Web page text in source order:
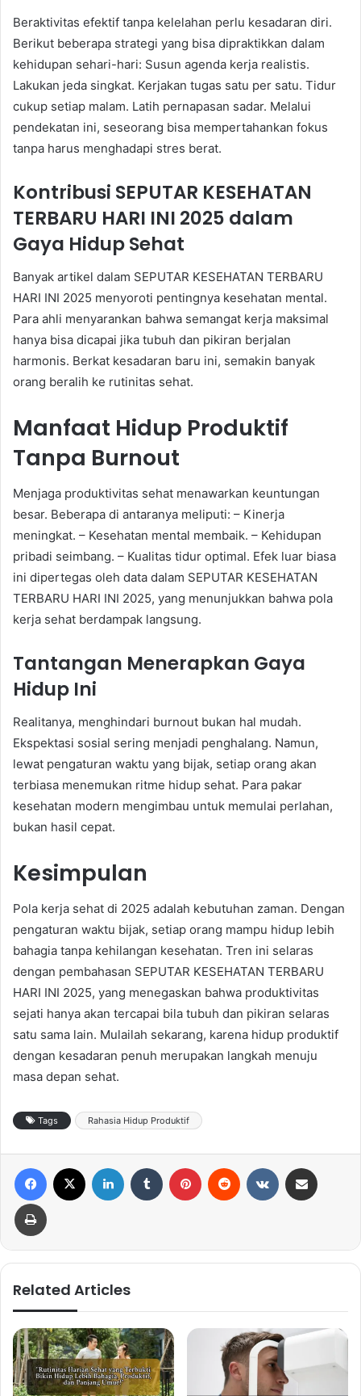
Beraktivitas efektif tanpa kelelahan perlu kesadaran diri.
Berikut beberapa strategi yang bisa dipraktikkan dalam
kehidupan sehari-hari: Susun agenda kerja realistis.
Lakukan jeda singkat. Kerjakan tugas satu per satu. Tidur
cukup setiap malam. Latih pernapasan sadar. Melalui
pendekatan ini, seseorang bisa mempertahankan fokus
tanpa harus menghadapi stres berat.
Kontribusi SEPUTAR KESEHATAN
TERBARU HARI INI 2025 dalam
Gaya Hidup Sehat
Banyak artikel dalam SEPUTAR KESEHATAN TERBARU
HARI INI 2025 menyoroti pentingnya kesehatan mental.
Para ahli menyarankan bahwa semangat kerja maksimal
hanya bisa dicapai jika tubuh dan pikiran berjalan
harmonis. Berkat kesadaran baru ini, semakin banyak
orang beralih ke rutinitas sehat.
Manfaat Hidup Produktif
Tanpa Burnout
Menjaga produktivitas sehat menawarkan keuntungan
besar. Beberapa di antaranya meliputi: – Kinerja
meningkat. – Kesehatan mental membaik. – Kehidupan
pribadi seimbang. – Kualitas tidur optimal. Efek luar biasa
ini dipertegas oleh data dalam SEPUTAR KESEHATAN
TERBARU HARI INI 2025, yang menunjukkan bahwa pola
kerja sehat berdampak langsung.
Tantangan Menerapkan Gaya
Hidup Ini
Realitanya, menghindari burnout bukan hal mudah.
Ekspektasi sosial sering menjadi penghalang. Namun,
lewat pengaturan waktu yang bijak, setiap orang akan
terbiasa menemukan ritme hidup sehat. Para pakar
kesehatan modern mengimbau untuk memulai perlahan,
bukan hasil cepat.
Kesimpulan
Pola kerja sehat di 2025 adalah kebutuhan zaman. Dengan
pengaturan waktu bijak, setiap orang mampu hidup lebih
bahagia tanpa kehilangan kesehatan. Tren ini selaras
dengan pembahasan SEPUTAR KESEHATAN TERBARU
HARI INI 2025, yang menegaskan bahwa produktivitas
sejati hanya akan tercapai bila tubuh dan pikiran selaras
satu sama lain. Mulailah sekarang, karena hidup produktif
dengan kesadaran penuh merupakan langkah menuju
masa depan sehat.
Tags Rahasia Hidup Produktif
Related Articles